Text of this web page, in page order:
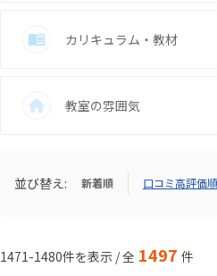
カリキュラム・教材
教室の雰囲気
並び替え: 新着順 口コミ高評価順
1471-1480件を表示 / 全 1497 件